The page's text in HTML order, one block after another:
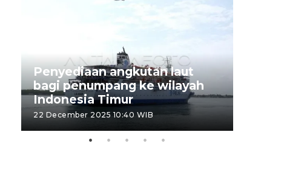
Penyediaan angkutan laut
bagi penumpang ke wilayah
Indonesia Timur
22 December 2025 10:40 WIB